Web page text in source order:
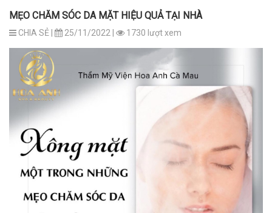
MẸO CHĂM SÓC DA MẶT HIỆU QUẢ TẠI NHÀ
CHIA SẺ | 25/11/2022 | 1730 lượt xem